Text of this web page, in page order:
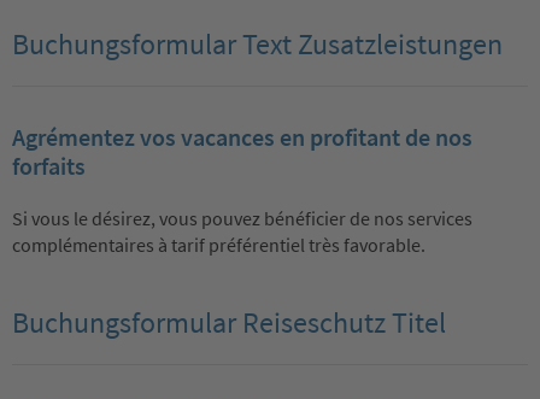
Buchungsformular Text Zusatzleistungen
Agrémentez vos vacances en profitant de nos
forfaits
Si vous le désirez, vous pouvez bénéficier de nos services
complémentaires à tarif préférentiel très favorable.
Buchungsformular Reiseschutz Titel